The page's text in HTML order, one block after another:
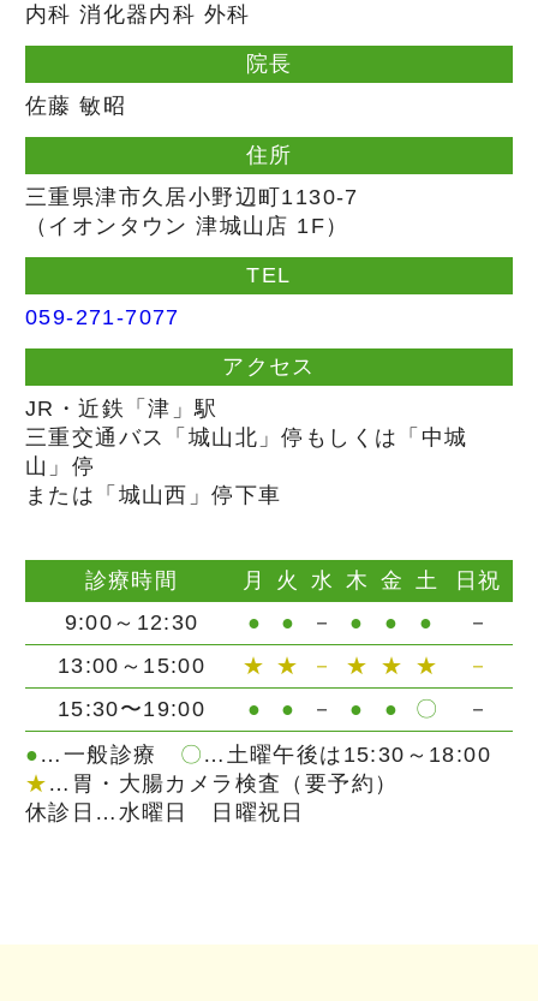
内科 消化器内科 外科
院長
佐藤 敏昭
住所
三重県津市久居小野辺町1130-7
（イオンタウン 津城山店 1F）
TEL
059-271-7077
アクセス
JR・近鉄「津」駅
三重交通バス「城山北」停もしくは「中城
山」停
または「城山西」停下車
● …一般診療 〇 …土曜午後は15:30～18:00
★ …胃・大腸カメラ検査（要予約）
休診日…水曜日 日曜祝日
診療時間 月 火 水 木 金 土
日祝
9:00～12:30
● ● － ● ● ●
－
13:00～15:00
★ ★ － ★ ★ ★
－
15:30〜19:00
● ● － ● ● 〇 －